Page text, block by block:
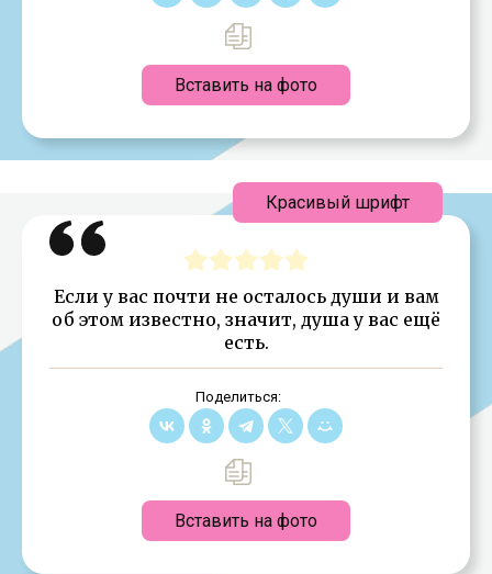
Вставить на фото
Если у вас почти не осталось души и вам
об этом известно, значит, душа у вас ещё
есть.
Поделиться:
Вставить на фото
Красивый шрифт